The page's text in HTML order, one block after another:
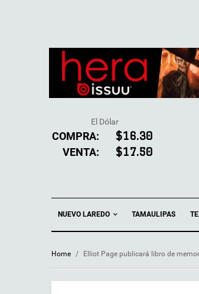
El Dólar
COMPRA: $16.30
VENTA: $17.50
NUEVO LAREDO TAMAULIPAS
Home / Elliot Page publicará libro de